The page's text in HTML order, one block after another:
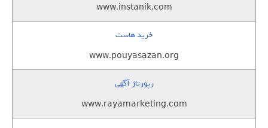
www.instanik.com
خرید هاست
www.pouyasazan.org
رپورتاژ آگهی
www.rayamarketing.com